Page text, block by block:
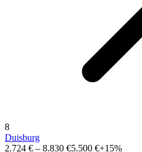
8
Duisburg
2.724 € – 8.830 €5.500 €+15%